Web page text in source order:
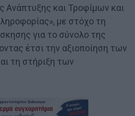
Ανάπτυξης και Τροφίμων και
με στόχο τη
για το σύνολο της
έτσι την αξιοποίηση των
τη στήριξη των